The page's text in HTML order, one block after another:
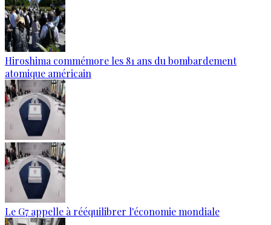
Hiroshima commémore les 81 ans du bombardement
atomique américain
Le G7 appelle à rééquilibrer l'économie mondiale